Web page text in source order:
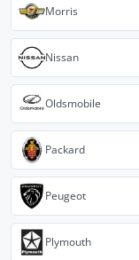
Morris
Nissan
Oldsmobile
Packard
Peugeot
Plymouth